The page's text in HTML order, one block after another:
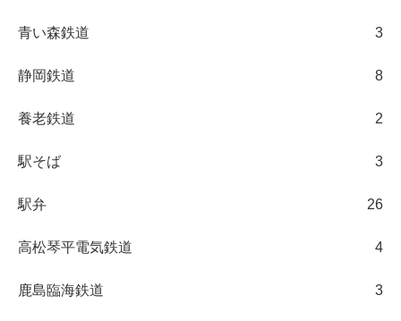
青い森鉄道 3
静岡鉄道 8
養老鉄道 2
駅そば 3
駅弁 26
高松琴平電気鉄道 4
鹿島臨海鉄道 3